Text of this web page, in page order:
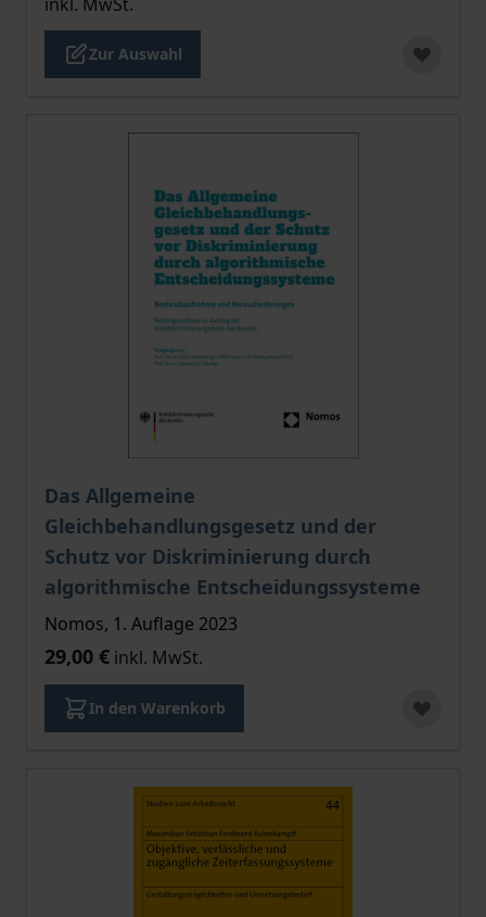
Zur Auswahl
Das Allgemeine
Gleichbehandlungsgesetz und der
Schutz vor Diskriminierung durch
algorithmische Entscheidungssysteme
Nomos, 1. Auflage 2023
29,00 € inkl. MwSt.
In den Warenkorb